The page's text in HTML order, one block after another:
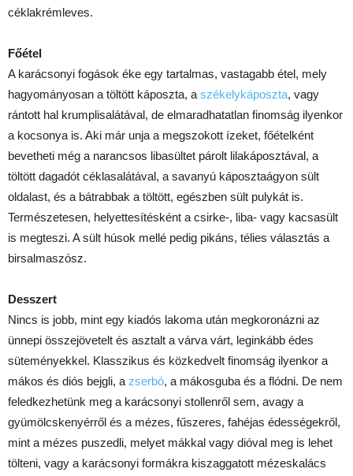
céklakrémleves.
Főétel
A karácsonyi fogások éke egy tartalmas, vastagabb étel, mely
hagyományosan a töltött káposzta, a székelykáposzta, vagy
rántott hal krumplisalátával, de elmaradhatatlan finomság ilyenkor
a kocsonya is. Aki már unja a megszokott ízeket, főételként
bevetheti még a narancsos libasültet párolt lilakáposztával, a
töltött dagadót céklasalátával, a savanyú káposztaágyon sült
oldalast, és a bátrabbak a töltött, egészben sült pulykát is.
Természetesen, helyettesítésként a csirke-, liba- vagy kacsasült
is megteszi. A sült húsok mellé pedig pikáns, télies választás a
birsalmaszósz.
Desszert
Nincs is jobb, mint egy kiadós lakoma után megkoronázni az
ünnepi összejövetelt és asztalt a várva várt, leginkább édes
süteményekkel. Klasszikus és közkedvelt finomság ilyenkor a
mákos és diós bejgli, a zserbó, a mákosguba és a flódni. De nem
feledkezhetünk meg a karácsonyi stollenről sem, avagy a
gyümölcskenyérről és a mézes, fűszeres, fahéjas édességekről,
mint a mézes puszedli, melyet mákkal vagy dióval meg is lehet
tölteni, vagy a karácsonyi formákra kiszaggatott mézeskalács